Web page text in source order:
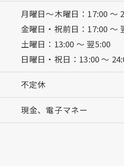
月曜日～木曜日：17:00 ～
金曜日・祝前日：17:00 ～
土曜日：13:00 ～ 翌5:00
日曜日・祝日：13:00 ～
不定休
現金、電子マネー